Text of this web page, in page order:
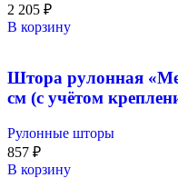
2 205 ₽
В корзину
Штора рулонная
см (с учётом
Рулонные шторы
857 ₽
В корзину